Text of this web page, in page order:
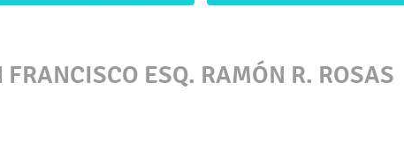
ESQ. RAMÓN R. ROSAS